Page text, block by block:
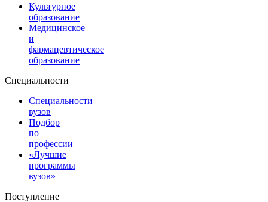
Культурное
образование
Медицинское
и
фармацевтическое
образование
Специальности
Специальности
вузов
Подбор
по
профессии
«Лучшие
программы
вузов»
Поступление